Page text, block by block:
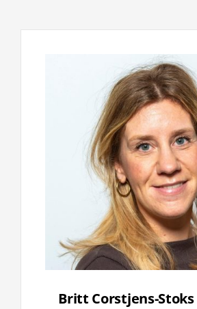
Britt Corstjens-